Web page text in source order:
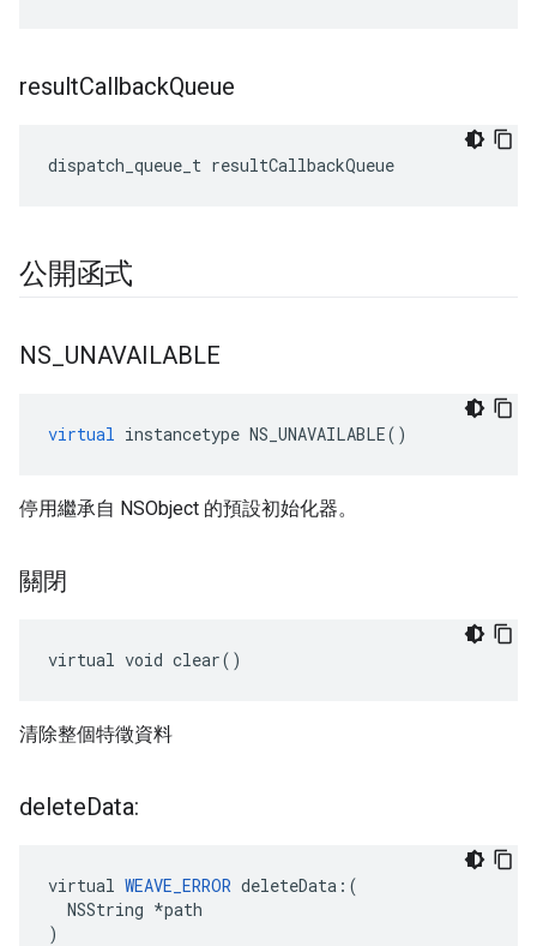
resultCallbackQueue
dispatch_queue_t resultCallbackQueue
公開函式
NS UNAVAILABLE
virtual instancetype NS_UNAVAILABLE()
停用繼承自 NSObject 的預設初始化器。
關閉
virtual void clear()
清除整個特徵資料
deleteData:
virtual WEAVE_ERROR deleteData:(
  NSString *path
)